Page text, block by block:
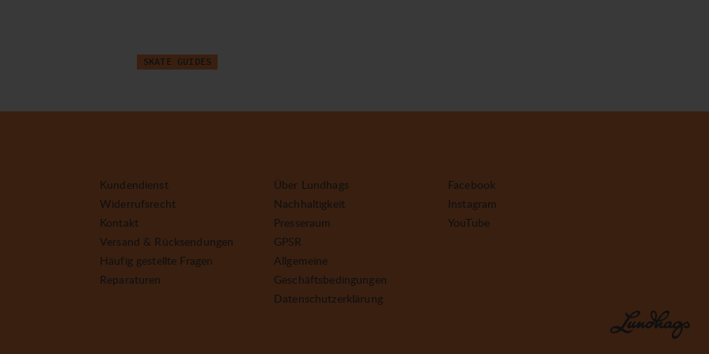
SKATE GUIDES
rheitssy
Kundendienst
Widerrufsrecht
Kontakt
Versand & Rücksendungen
Häufig gestellte Fragen
Reparaturen
Über Lundhags
Nachhaltigkeit
Presseraum
GPSR
Allgemeine
Geschäftsbedingungen
Datenschutzerklärung
Facebook
Instagram
YouTube